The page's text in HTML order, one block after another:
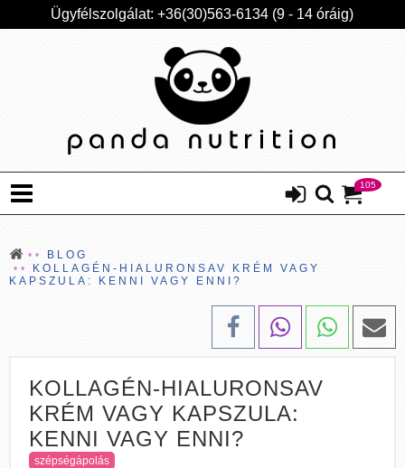
Ügyfélszolgálat: +36(30)563-6134 (9 - 14 óráig)
105
BLOG
KOLLAGÉN-HIALURONSAV KRÉM VAGY
KAPSZULA: KENNI VAGY ENNI?
KOLLAGÉN-HIALURONSAV
KRÉM VAGY KAPSZULA:
KENNI VAGY ENNI?
szépségápolás